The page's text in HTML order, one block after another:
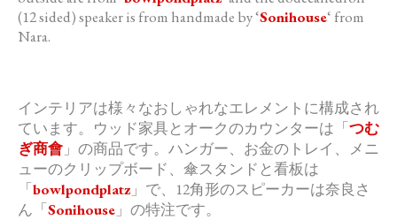
(12 sided) speaker is from handmade by ‘Sonihouse‘ from
Nara.
インテリアは様々なおしゃれなエレメントに構成され
ています。 ウッド家具とオークのカウンターは「つむ
ぎ商會 」の商品です。 ハンガー、お金のトレイ、メニ
ューのクリップボード、 傘スタンドと看板は
「bowlpondplatz」で、 12角形のスピーカーは奈良さ
ん「Sonihouse 」 の特注です。